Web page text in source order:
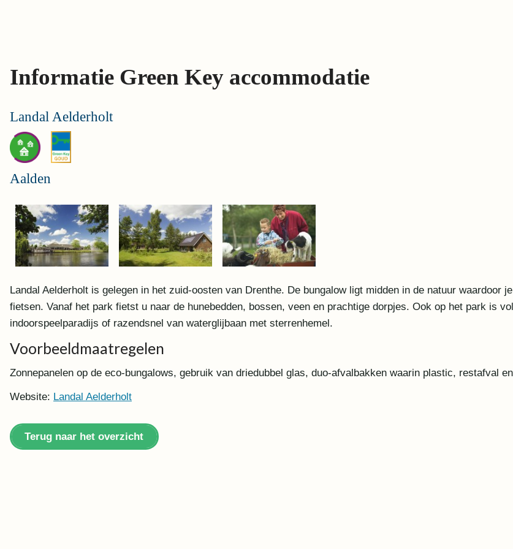
the
to
the
navigation
Informatie Green Key accommodatie
Landal Aelderholt
Aalden
Landal Aelderholt is gelegen in het zuid-oosten van Drenthe. De bungalow ligt midden in de natuur waardoor
fietsen. Vanaf het park fietst u naar de hunebedden, bossen, veen en prachtige dorpjes. Ook op het park is
indoorspeelparadijs of razendsnel van waterglijbaan met sterrenhemel.
Voorbeeldmaatregelen
Zonnepanelen op de eco-bungalows, gebruik van driedubbel glas, duo-afvalbakken waarin plastic, restafval
Website: Landal Aelderholt
Terug naar het overzicht